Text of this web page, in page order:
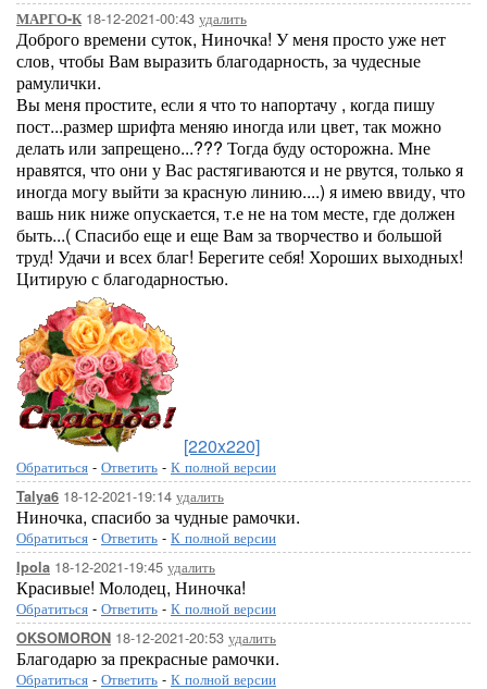
МАРГО-К18-12-2021-00:43 удалить
Доброго времени суток, Ниночка! У меня просто уже нет
слов, чтобы Вам выразить благодарность, за чудесные
рамулички.
Вы меня простите, если я что то напортачу , когда пишу
пост...размер шрифта меняю иногда или цвет, так можно
делать или запрещено...??? Тогда буду осторожна. Мне
нравятся, что они у Вас растягиваются и не рвутся, только я
иногда могу выйти за красную линию....) я имею ввиду, что
вашь ник ниже опускается, т.е не на том месте, где должен
быть...( Спасибо еще и еще Вам за творчество и большой
труд! Удачи и всех благ! Берегите себя! Хороших выходных!
Цитирую с благодарностью.
[220x220]
Обратиться - Ответить - К полной версии
Talya6 18-12-2021-19:14 удалить
Ниночка, спасибо за чудные рамочки.
Обратиться - Ответить - К полной версии
Ipola 18-12-2021-19:45 удалить
Красивые! Молодец, Ниночка!
Обратиться - Ответить - К полной версии
OKSOMORON 18-12-2021-20:53 удалить
Благодарю за прекрасные рамочки.
Обратиться - Ответить - К полной версии